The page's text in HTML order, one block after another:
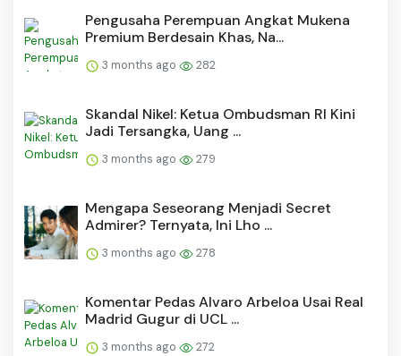
Pengusaha Perempuan Angkat Mukena
Premium Berdesain Khas, Na...
3 months ago 282
Skandal Nikel: Ketua Ombudsman RI Kini
Jadi Tersangka, Uang ...
3 months ago 279
Mengapa Seseorang Menjadi Secret
Admirer? Ternyata, Ini Lho ...
3 months ago 278
Komentar Pedas Alvaro Arbeloa Usai Real
Madrid Gugur di UCL ...
3 months ago 272